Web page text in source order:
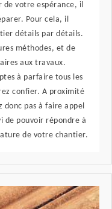
votre espérance, il
Pour cela, il
détails par détails.
méthodes, et de
aux travaux.
à parfaire tous les
confier. A proximité
donc pas à faire appel
de pouvoir répondre à
de votre chantier.